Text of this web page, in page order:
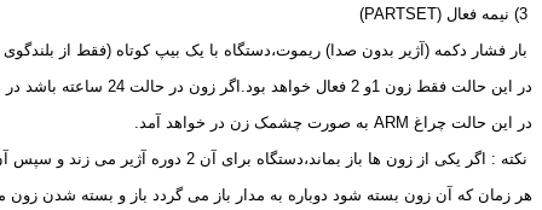
PARTSET
)
بار فشار دکمه (آژیر بدون صدا) ریموت،دستگاه با یک بیپ کوتاه (فقط از
در این حالت فقط زون 1و 2 فعال خواهد بود.اگر زون در حالت 24 ساعته باشد در این وضعیت نیز فعال خواهد بود.
در این حالت چراغ ARM به صورت چشمک زن در خواهد آمد.
نکته : اگر یکی از زون ها باز بماند،دستگاه برای آن 2 دوره آژیر می زند و سپس آن زون را از مدار خارج می کند
هر زمان که آن زون بسته شود دوباره به مدار باز می گردد باز و بسته شدن زون